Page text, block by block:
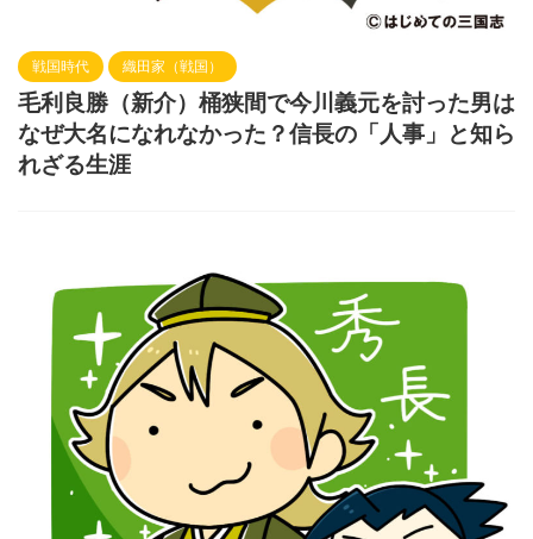
戦国時代 織田家（戦国）
毛利良勝（新介）桶狭間で今川義元を討った男は
なぜ大名になれなかった？信長の「人事」と知ら
れざる生涯